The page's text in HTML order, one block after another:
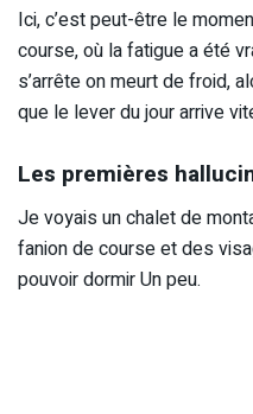
Ici, c’est peut-être le
course, où la fatigue a été
s’arrête on meurt de froid,
que le lever du jour arrive
Les premières
Je voyais un chalet de
fanion de course et des
pouvoir dormir Un peu.